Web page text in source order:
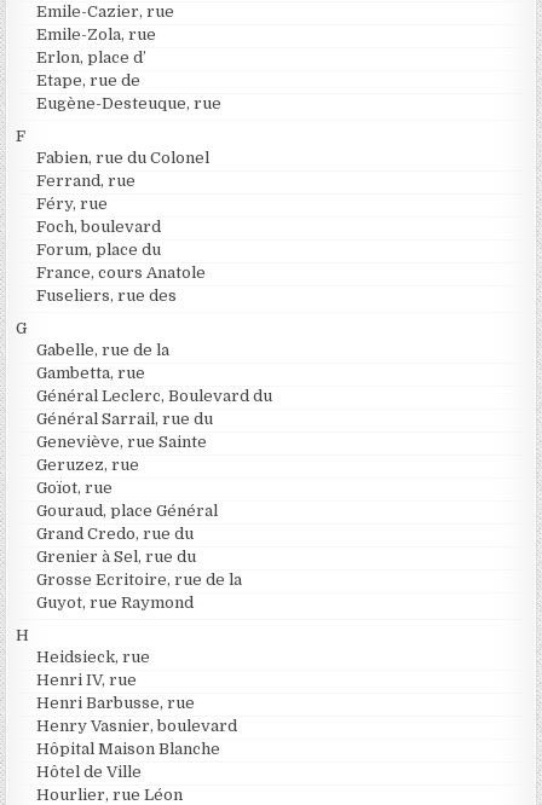
Emile-Cazier, rue
Emile-Zola, rue
Erlon, place d’
Etape, rue de
Eugène-Desteuque, rue
F
Fabien, rue du Colonel
Ferrand, rue
Féry, rue
Foch, boulevard
Forum, place du
France, cours Anatole
Fuseliers, rue des
G
Gabelle, rue de la
Gambetta, rue
Général Leclerc, Boulevard du
Général Sarrail, rue du
Geneviève, rue Sainte
Geruzez, rue
Goïot, rue
Gouraud, place Général
Grand Credo, rue du
Grenier à Sel, rue du
Grosse Ecritoire, rue de la
Guyot, rue Raymond
H
Heidsieck, rue
Henri IV, rue
Henri Barbusse, rue
Henry Vasnier, boulevard
Hôpital Maison Blanche
Hôtel de Ville
Hourlier, rue Léon